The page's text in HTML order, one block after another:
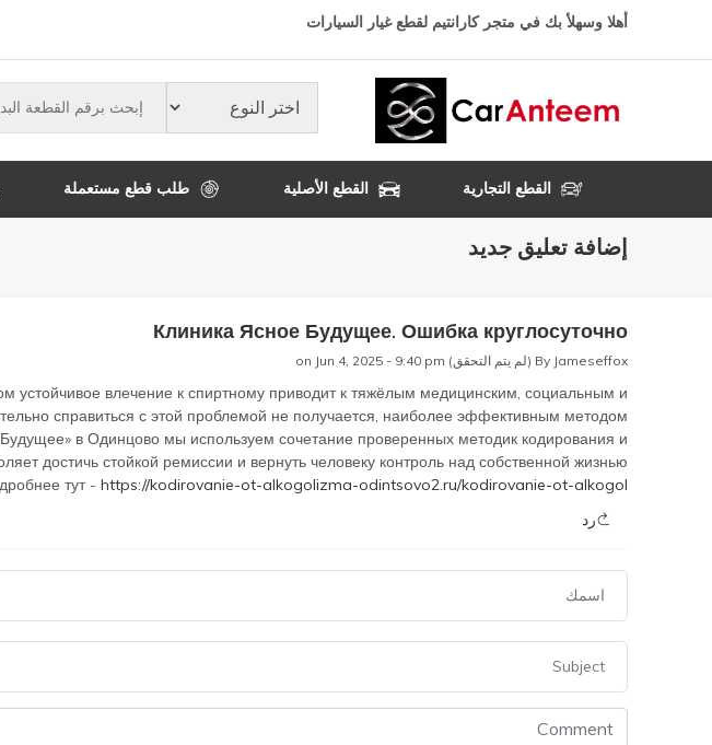
المحتوى
أهلا وسهلأ بك في متجر كارانتيم لقطع غيار السيارات
القطع التجارية القطع الأصلية طلب قطع مستعملة
إضافة تعليق جديد
Клиника Ясное Будущее. Ошибка круглосуточно
By Jameseffox (لم يتم التحقق)
устойчивое влечение к спиртному приводит к тяжёлым медицинским, социальным и
справиться с этой проблемой не получается, наиболее эффективным методом
в Одинцово мы используем сочетание проверенных методик кодирования и
достичь стойкой ремиссии и вернуть человеку контроль над собственной жизнью.
тут - https://kodirovanie-ot-alkogolizma-odintsovo2.ru/kodirovanie-ot-alkogol…
رد